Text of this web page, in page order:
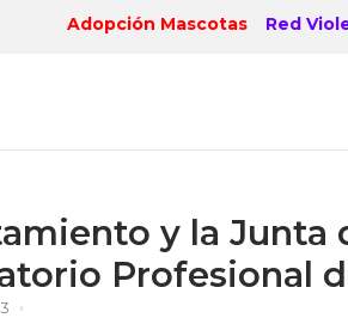
Adopción Mascotas Red
y la Junta
Profesional